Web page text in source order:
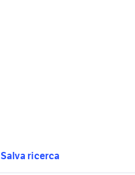
Salva ricerca